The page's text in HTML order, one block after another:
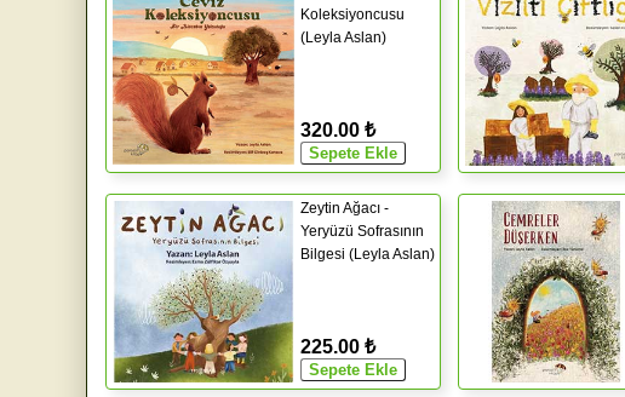
Koleksiyoncusu
(Leyla Aslan)
320.00 ₺
Zeytin Ağacı -
Yeryüzü Sofrasının
Bilgesi (Leyla Aslan)
225.00 ₺